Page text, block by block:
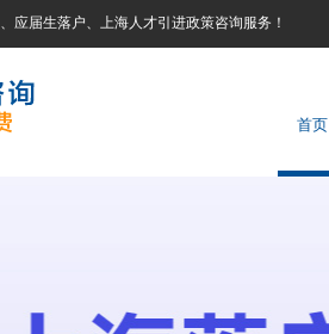
应届生落户、上海人才引进政策咨询服务！
首页